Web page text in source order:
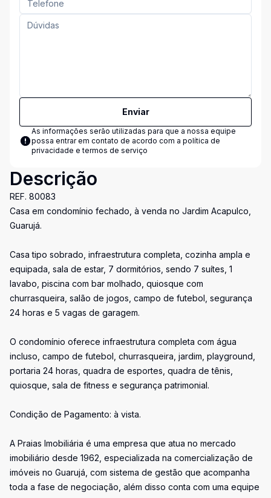
Enviar
As informações serão utilizadas para que a nossa equipe
possa entrar em contato de acordo com a política de
privacidade e termos de serviço
Descrição
REF. 80083
Casa em condomínio fechado, à venda no Jardim Acapulco,
Guarujá.
Casa tipo sobrado, infraestrutura completa, cozinha ampla e
equipada, sala de estar, 7 dormitórios, sendo 7 suítes, 1
lavabo, piscina com bar molhado, quiosque com
churrasqueira, salão de jogos, campo de futebol, segurança
24 horas e 5 vagas de garagem.
O condomínio oferece infraestrutura completa com água
incluso, campo de futebol, churrasqueira, jardim, playground,
portaria 24 horas, quadra de esportes, quadra de tênis,
quiosque, sala de fitness e segurança patrimonial.
Condição de Pagamento: à vista.
A Praias Imobiliária é uma empresa que atua no mercado
imobiliário desde 1962, especializada na comercialização de
imóveis no Guarujá, com sistema de gestão que acompanha
toda a fase de negociação, além disso conta com uma equipe